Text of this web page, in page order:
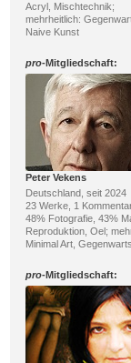
Acryl, Mischtechnik;
mehrheitlich:
Naive Kunst
pro-Mitgliedschaft:
Peter Vekens
Deutschland, seit 2024
23 Werke, 1
48% Fotografie, 43%
Reproduktion, Oel;
Minimal Art,
pro-Mitgliedschaft: